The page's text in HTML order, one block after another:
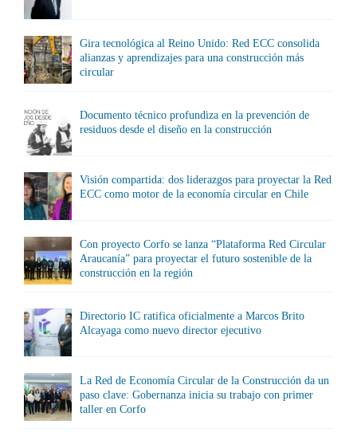
Gira tecnológica al Reino Unido: Red ECC consolida
alianzas y aprendizajes para una construcción más
circular
Documento técnico profundiza en la prevención de
residuos desde el diseño en la construcción
Visión compartida: dos liderazgos para proyectar la Red
ECC como motor de la economía circular en Chile
Con proyecto Corfo se lanza “Plataforma Red Circular
Araucanía” para proyectar el futuro sostenible de la
construcción en la región
Directorio IC ratifica oficialmente a Marcos Brito
Alcayaga como nuevo director ejecutivo
La Red de Economía Circular de la Construcción da un
paso clave: Gobernanza inicia su trabajo con primer
taller en Corfo